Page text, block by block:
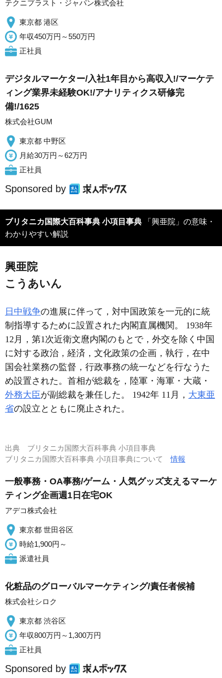
テクニプラスト・ジャパン株式会社
東京都 港区
年収450万円～550万円
正社員
デジタルマーケター/入社1年目から高収入!/マーケテ
ィング業界未経験OK!/アナリティクス研修完
備!/1625
株式会社GUM
東京都 中野区
月給30万円～62万円
正社員
Sponsored by
ブリタニカ国際大百科事典 小項目事典 「興亜院」の意味・
わかりやすい解説
興亜院
こうあいん
日中戦争の進展に伴って，対中国政策を一元的に統
制指導するために設置された内閣直属機関。 1938年
12月，第1次近衛文麿内閣のもとで，外交を除く中国
に対する政治，経済，文化政策の企画，執行，在中
国会社業務の監督，行政事務の統一などを行なうた
め設置された。首相が総裁を，陸軍・海軍・大蔵・
外務大臣が副総裁を兼任した。 1942年 11月， 大東亜
省の設立とともに廃止された。
出典 ブリタニカ国際大百科事典 小項目事典
ブリタニカ国際大百科事典 小項目事典について情報
一般事務・OA事務/ゲーム・人気グッズ支えるマーケ
ティング企画週1日在宅OK
アデコ株式会社
東京都 世田谷区
時給1,900円～
派遣社員
化粧品のグローバルマーケティング/責任者候補
株式会社シロク
東京都 渋谷区
年収800万円～1,300万円
正社員
Sponsored by